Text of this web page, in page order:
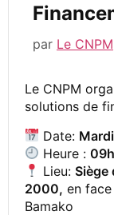
par Le CNPM
Le CNPM
solutions de
Date:
Heure :
Lieu:Siège
2000, en
Bamako